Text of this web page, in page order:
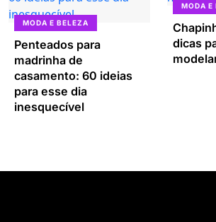
MODA E BELEZA
Penteados para
madrinha de
casamento: 60 ideias
para esse dia
inesquecível
MODA E
dicas